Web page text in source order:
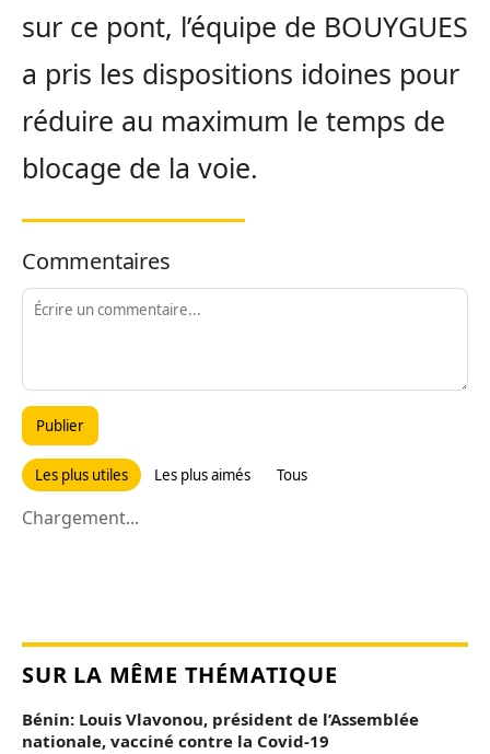
sur ce pont, l’équipe de BOUYGUES
a pris les dispositions idoines pour
réduire au maximum le temps de
blocage de la voie.
Commentaires
Publier
Les plus utiles Les plus aimés Tous
Chargement...
SUR LA MÊME THÉMATIQUE
Bénin: Louis Vlavonou, président de l’Assemblée
nationale, vacciné contre la Covid-19